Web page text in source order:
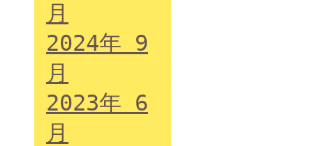
月
2024年 9
月
2023年 6
月